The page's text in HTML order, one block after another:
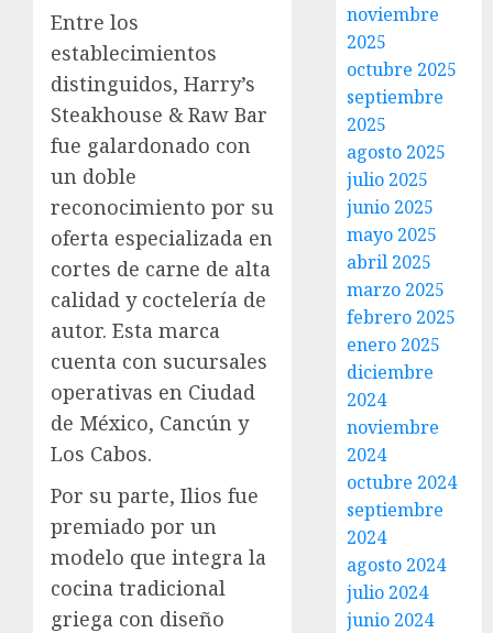
Entre los
establecimientos
distinguidos, Harry’s
Steakhouse & Raw Bar
fue galardonado con
un doble
reconocimiento por su
oferta especializada en
cortes de carne de alta
calidad y coctelería de
autor. Esta marca
cuenta con sucursales
operativas en Ciudad
de México, Cancún y
Los Cabos.
Por su parte, Ilios fue
premiado por un
modelo que integra la
cocina tradicional
griega con diseño
noviembre
2025
octubre 2025
septiembre
2025
agosto 2025
julio 2025
junio 2025
mayo 2025
abril 2025
marzo 2025
febrero 2025
enero 2025
diciembre
2024
noviembre
2024
octubre 2024
septiembre
2024
agosto 2024
julio 2024
junio 2024